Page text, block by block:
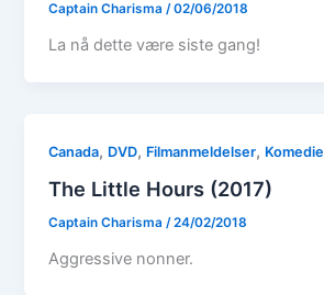
Captain Charisma/02/06/2018
La nå dette være siste gang!
Canada, DVD, Filmanmeldelser, Komedie
The Little Hours (2017)
Captain Charisma/24/02/2018
Aggressive nonner.